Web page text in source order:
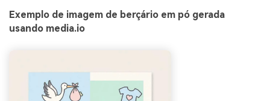
Exemplo de imagem de berçário em pó gerada
usando media.io